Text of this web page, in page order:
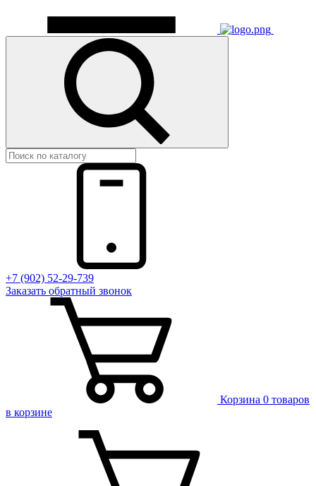
+7 (902) 52-29-739
Заказать обратный звонок
Корзина 0 товаров
в корзине